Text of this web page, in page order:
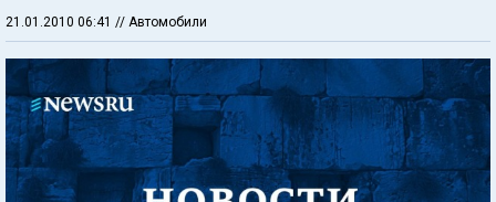
21.01.2010 06:41 // Автомобили